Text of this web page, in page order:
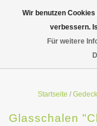
Startseite /
Glasschalen
Wir benutzen
verbessern.
Für weitere